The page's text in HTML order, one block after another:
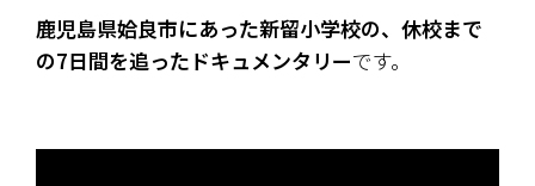
鹿児島県姶良市にあった新留小学校の、休校まで
の7日間を追ったドキュメンタリーです。